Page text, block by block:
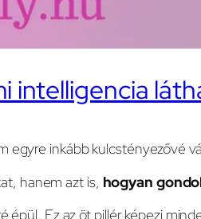
intelligencia
inkább kulcstényezővé
hanem azt is, hogyan
Ez az öt pillér képezi